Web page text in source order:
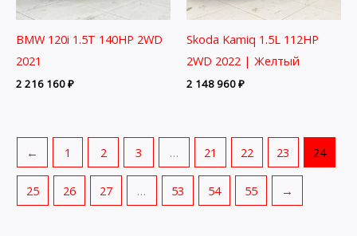
BMW 120i 1.5T 140HP 2WD
2021
2 216 160₽
Skoda Kamiq 1.5L 112HP
2WD 2022 | Желтый
2 148 960₽
← 1 2 3 … 21 22 23 24
25 26 27 … 53 54 55 →